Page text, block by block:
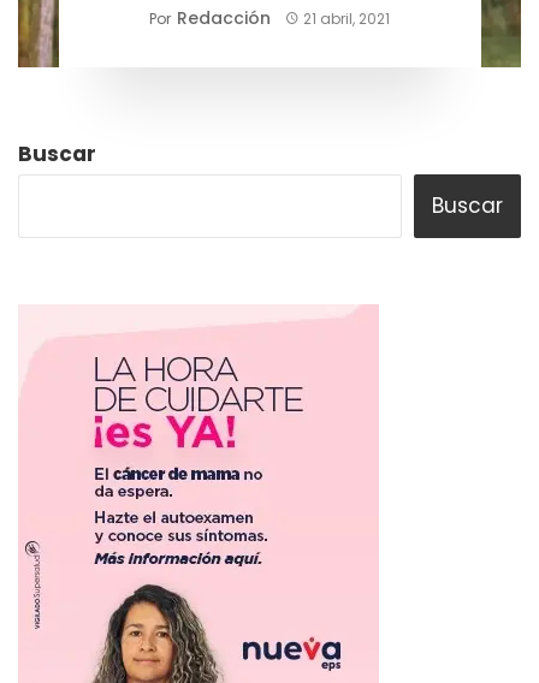
Por Redacción 21 abril, 2021
Buscar
Buscar